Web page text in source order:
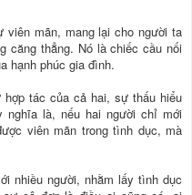
mãn, mang lại cho người ta
căng thẳng. Nó là chiếc cầu nối
hạnh phúc gia đình.
tác của cả hai, sự thấu hiểu
là, nếu hai người chỉ mới
viên mãn trong tình dục, mà
nhiều người, nhằm lấy tình dục